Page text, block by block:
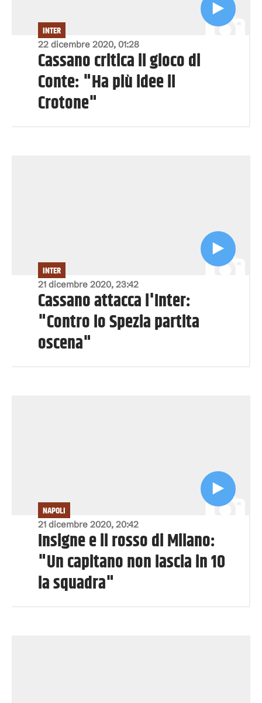
22 dicembre 2020, 01:28
INTER
Cassano critica il gioco di
Conte: "Ha più idee il
Crotone"
21 dicembre 2020, 23:42
INTER
Cassano attacca l'Inter:
"Contro lo Spezia partita
oscena"
21 dicembre 2020, 20:42
NAPOLI
Insigne e il rosso di Milano:
"Un capitano non lascia in 10
la squadra"